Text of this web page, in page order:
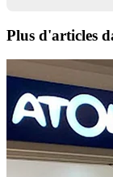
Plus d'articles